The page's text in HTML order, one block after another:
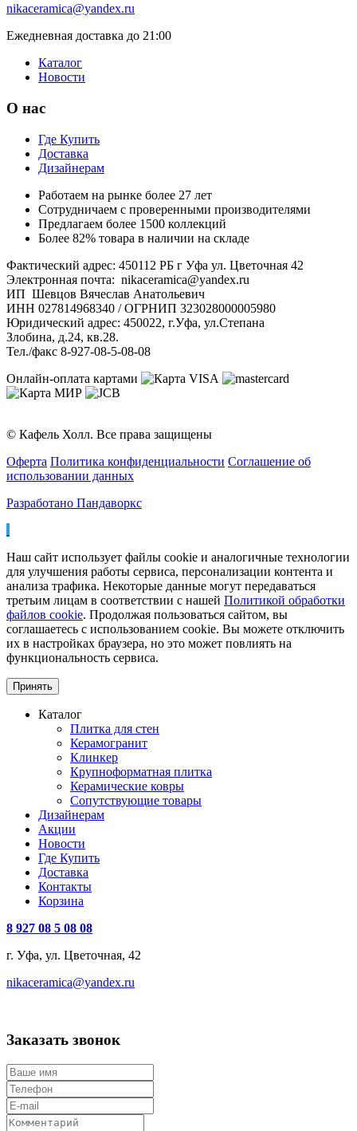
nikaceramica@yandex.ru
Ежедневная доставка до 21:00
Каталог
Новости
О нас
Где Купить
Доставка
Дизайнерам
Работаем на рынке более 27 лет
Сотрудничаем с проверенными производителями
Предлагаем более 1500 коллекций
Более 82% товара в наличии на складе
Фактический адрес: 450112 РБ г Уфа ул. Цветочная 42
Электронная почта: nikaceramica@yandex.ru
ИП Шевцов Вячеслав Анатольевич
ИНН 027814968340 / ОГРНИП 323028000005980
Юридический адрес: 450022, г.Уфа, ул.Степана
Злобина, д.24, кв.28.
Тел./факс 8-927-08-5-08-08
Онлайн-оплата картами
© Кафель Холл. Все права защищены
Оферта Политика конфиденциальности Соглашение об
использовании данных
Разработано Пандаворкс
Наш сайт использует файлы cookie и аналогичные технологии
для улучшения работы сервиса, персонализации контента и
анализа трафика. Некоторые данные могут передаваться
третьим лицам в соответствии с нашей Политикой обработки
файлов cookie. Продолжая пользоваться сайтом, вы
соглашаетесь с использованием cookie. Вы можете отключить
их в настройках браузера, но это может повлиять на
функциональность сервиса.
Принять
Каталог
Плитка для стен
Керамогранит
Клинкер
Крупноформатная плитка
Керамические ковры
Сопутствующие товары
Дизайнерам
Акции
Новости
Где Купить
Доставка
Контакты
Корзина
8 927 08 5 08 08
г. Уфа, ул. Цветочная, 42
nikaceramica@yandex.ru
Заказать звонок